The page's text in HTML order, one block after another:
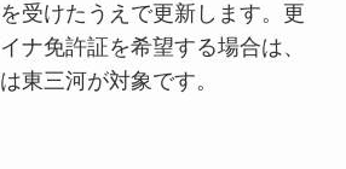
受けたうえで更新します。更
ナ免許証を希望する場合は、
東三河が対象です。